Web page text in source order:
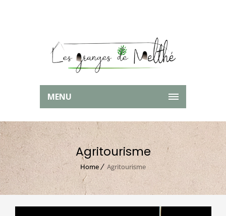
MENU
Agritourisme
Home Agritourisme